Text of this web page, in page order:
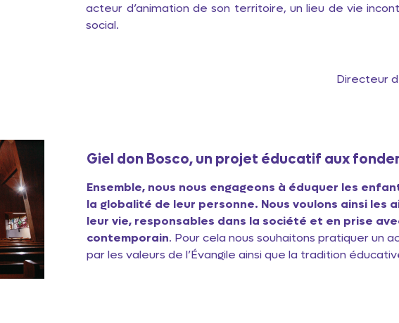
acteur d’animation de son territoire, un lieu de vie
social.
M.
Directeur de
Giel don Bosco, un projet éducatif aux
Ensemble, nous nous engageons à éduquer les
la globalité de leur personne. Nous voulons ainsi les
leur vie, responsables dans la société et en prise
contemporain. Pour cela nous souhaitons pratiquer un
par les valeurs de l’Évangile ainsi que la tradition